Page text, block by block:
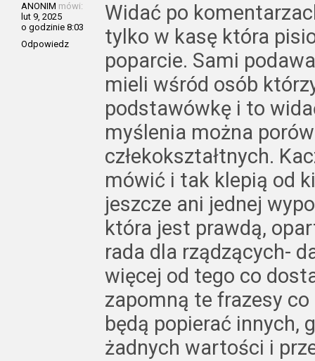
ANONIM mówi:
lut 9, 2025
o godzinie 8:03
Odpowiedz
Widać po
tylko w kasę która
poparcie. Sami
mieli wśród osób
podstawówkę i to
myślenia można
człekokształtnych.
mówić i tak klepią od
jeszcze ani jednej
która jest prawdą,
rada dla rządzących-
więcej od tego co
zapomną te frazesy
będą popierać innych,
żadnych wartości i